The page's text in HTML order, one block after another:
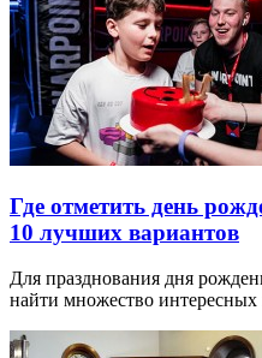
Где отметить день
10 лучших вариантов
Для празднования дня
найти множество